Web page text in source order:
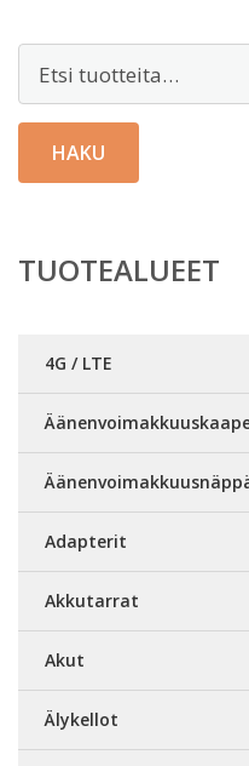
HAKU
TUOTEALUEET
4G / LTE
Adapterit
Akkutarrat
Akut
Älykellot